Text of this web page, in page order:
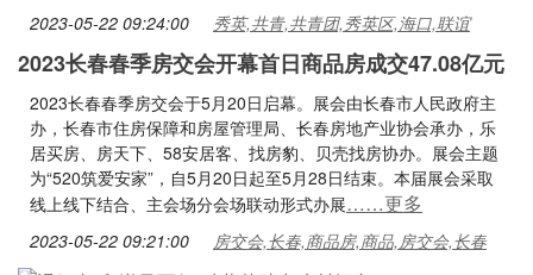
2023-05-22 09:24:00 秀英,共青,共青团,秀英区,海口,联谊
2023长春春季房交会开幕首日商品房成交47.08亿元
2023长春春季房交会于5月20日启幕。展会由长春市人民政府主
办，长春市住房保障和房屋管理局、长春房地产业协会承办，乐
居买房、房天下、58安居客、找房豹、贝壳找房协办。展会主题
为“520筑爱安家”，自5月20日起至5月28日结束。本届展会采取
线上线下结合、主会场分会场联动形式办展……更多
2023-05-22 09:21:00 房交会,长春,商品房,商品,房交会,长春